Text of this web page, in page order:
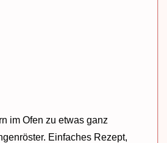
im Ofen zu etwas ganz
Einfaches Rezept,